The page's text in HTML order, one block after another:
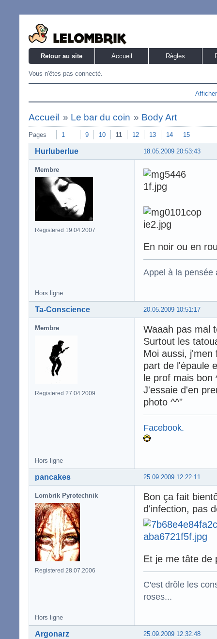
Retour au site Accueil Règles
Vous n'êtes pas connecté.
Accueil » Le bar du coin » Body Art
Pages 1 9 10 11 12 13 14 15
18.05.2009 20:53:43
Hurluberlue
Membre
Registered 19.04.2007
En noir ou en
Appel à la pensée
Hors ligne
20.05.2009 10:51:17
Ta-Conscience
Membre
Registered 27.04.2009
Waaah pas mal
Surtout les
Moi aussi, j'men
part de l'épaule
le prof mais bon
J'essaie d'en
photo ^^"
Facebook.
Hors ligne
25.09.2009 12:22:11
pancakes
Lombrik Pyrotechnik
Registered 28.07.2006
Bon ça fait
d'infection, pas
Et je me tâte de
C'est drôle les
roses...
Hors ligne
25.09.2009 12:32:48
Argonarz